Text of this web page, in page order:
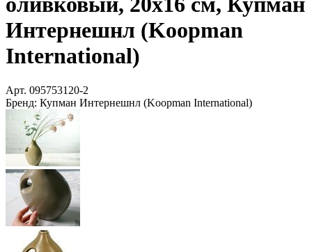
Интернешнл (Koopman
International)
Арт. 095753120-2
Бренд: Купман Интернешнл (Koopman International)